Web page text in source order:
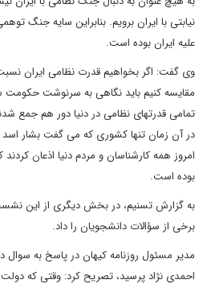
نیابتی با ایران برویم. بنابراین سایه جنگ
علیه ایران بوده است.
وی گفت: اگر بخواهیم قدرت نظامی ایران
مقایسه کنیم باید نگاهی به سرنوشت حکومت
تمامی قدرتهای نظامی در دنیا دور هم جمع
در آن زمان تنها کشوری که می گفت بشار اسد
امروز همه کارشناسان و مردم دنیا اذعان
بوده است.
به گزارش تسنیم، در بخش دیگری از این
برخی از سؤالات دانشجویان را داد.
مدیر مسئول روزنامه کیهان در پاسخ به سوال
احمدی نژاد پرسید، تصریح کرد: وقتی که